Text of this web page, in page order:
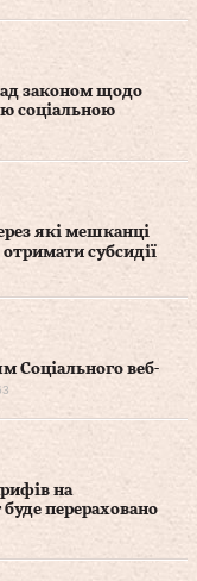
законом щодо
соціальною
які мешканці
субсидії
Соціального веб-
на
буде перераховано